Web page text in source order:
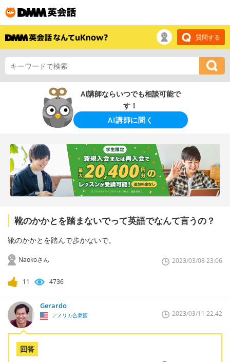
質問する
AI講師ならいつでも相談可能で
す！
AI講師に聞く
靴のかかとを踏まないでって英語でなんて言うの？
靴のかかとを踏んで歩かないで。
Naokoさん 2023/03/08 23:06
11 4736
Gerardo
アメリカ合衆国 2023/03/11 22:42
回答